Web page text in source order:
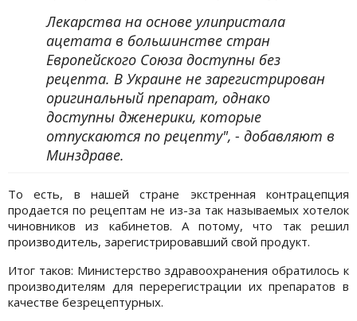
Лекарства на основе улипристала
ацетата в большинстве стран
Европейского Союза доступны без
рецепта. В Украине не зарегистрирован
оригинальный препарат, однако
доступны дженерики, которые
отпускаются по рецепту", - добавляют в
Минздраве.
То есть, в нашей стране экстренная контрацепция
продается по рецептам не из-за так называемых хотелок
чиновников из кабинетов. А потому, что так решил
производитель, зарегистрировавший свой продукт.
Итог таков: Министерство здравоохранения обратилось к
производителям для перерегистрации их препаратов в
качестве безрецептурных.